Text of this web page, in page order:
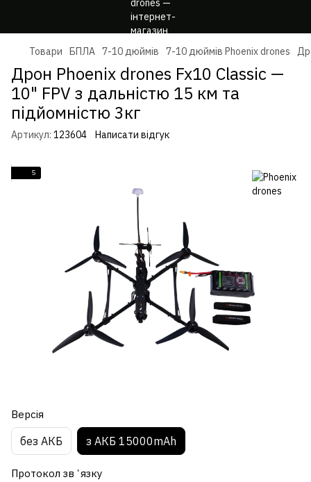
Товари БПЛА 7-10 дюймів 7-10 дюймів Phoenix drones
Дрон Phoenix drones Fx10 Classic —
10" FPV з дальністю 15 км та
підйомністю 3кг
Артикул: 123604 Написати відгук
5
Версія
без АКБ з АКБ 15000mAh
Протокол звʼязку